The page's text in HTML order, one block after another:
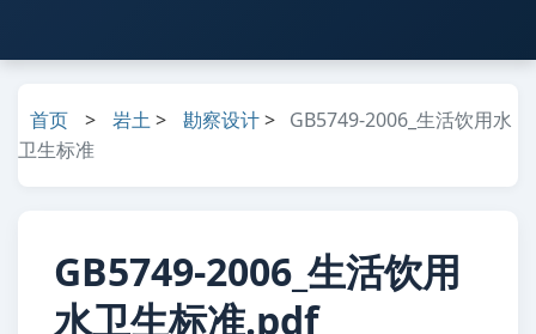
首页 > 岩土 > 勘察设计> GB5749-2006_生活饮用水
卫生标准
GB5749-2006_生活饮用
水卫生标准.pdf